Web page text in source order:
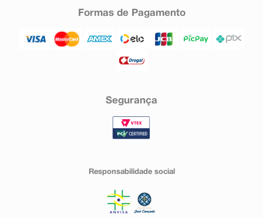
Formas de Pagamento
Segurança
Responsabilidade social